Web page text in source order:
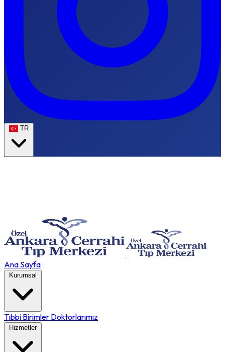
TR
Ana Sayfa
Kurumsal
Tıbbi Birimler Doktorlarımız
Hizmetler